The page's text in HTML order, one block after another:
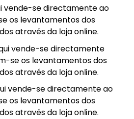
vende-se directamente ao
os levantamentos dos
através da loja online.
vende-se directamente
se os levantamentos dos
através da loja online.
vende-se directamente ao
os levantamentos dos
através da loja online.